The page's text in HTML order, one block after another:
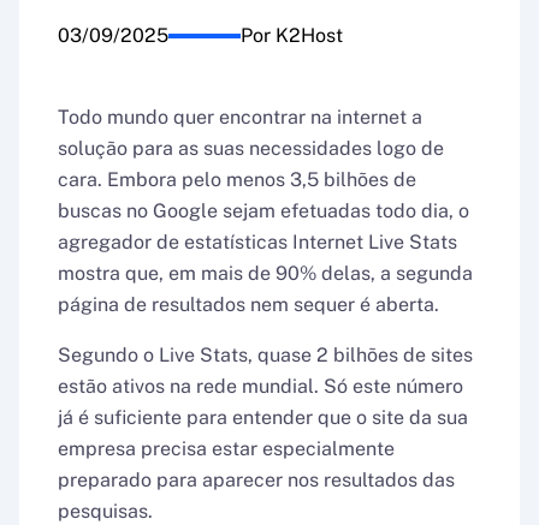
03/09/2025 Por K2Host
Todo mundo quer encontrar na internet a
solução para as suas necessidades logo de
cara. Embora pelo menos 3,5 bilhões de
buscas no Google sejam efetuadas todo dia, o
agregador de estatísticas Internet Live Stats
mostra que, em mais de 90% delas, a segunda
página de resultados nem sequer é aberta.
Segundo o Live Stats, quase 2 bilhões de sites
estão ativos na rede mundial. Só este número
já é suficiente para entender que o site da sua
empresa precisa estar especialmente
preparado para aparecer nos resultados das
pesquisas.